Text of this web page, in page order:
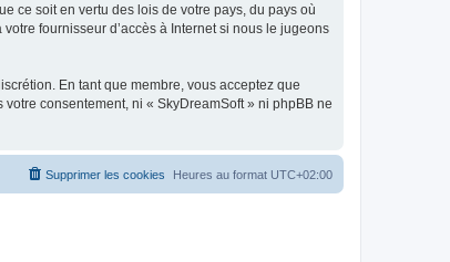
ce soit en vertu des lois de votre pays, du pays où
fournisseur d’accès à Internet si nous le jugeons
En tant que membre, vous acceptez que
consentement, ni « SkyDreamSoft » ni phpBB ne
Heures au format UTC+02:00
Supprimer les cookies